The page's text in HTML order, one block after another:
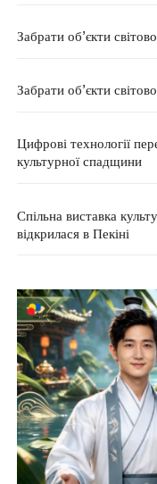
Забрати об’єкти
Забрати об’єкти
Цифрові технології
культурної спадщини
Спільна виставка
відкрилася в Пекіні